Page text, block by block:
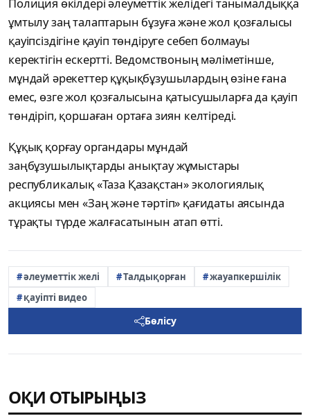
Полиция өкілдері әлеуметтік желідегі танымалдыққа
ұмтылу заң талаптарын бұзуға және жол қозғалысы
қауіпсіздігіне қауіп төндіруге себеп болмауы
керектігін ескертті. Ведомствоның мәліметінше,
мұндай әрекеттер құқықбұзушылардың өзіне ғана
емес, өзге жол қозғалысына қатысушыларға да қауіп
төндіріп, қоршаған ортаға зиян келтіреді.
Құқық қорғау органдары мұндай
заңбұзушылықтарды анықтау жұмыстары
республикалық «Таза Қазақстан» экологиялық
акциясы мен «Заң және тәртіп» қағидаты аясында
тұрақты түрде жалғасатынын атап өтті.
әлеуметтік желі Талдықорған
жауапкершілік
қауіпті видео
Бөлісу
ОҚИ ОТЫРЫҢЫЗ